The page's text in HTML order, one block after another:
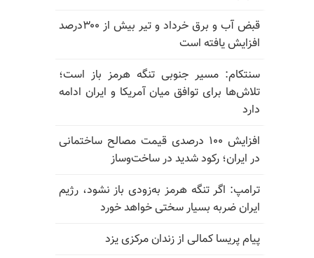
قبض آب و برق خرداد و تیر بیش از ۳۰۰درصد
افزایش یافته است
سنتکام: مسیر جنوبی تنگه هرمز باز است؛
تلاش‌ها برای توافق میان آمریکا و ایران ادامه
دارد
افزایش ۱۰۰ درصدی قیمت مصالح ساختمانی
در ایران؛ رکود شدید در ساخت‌وساز
ترامپ: اگر تنگه هرمز به‌زودی باز نشود، رژیم
ایران ضربه بسیار سختی خواهد خورد
پیام پریسا کمالی از زندان مرکزی یزد